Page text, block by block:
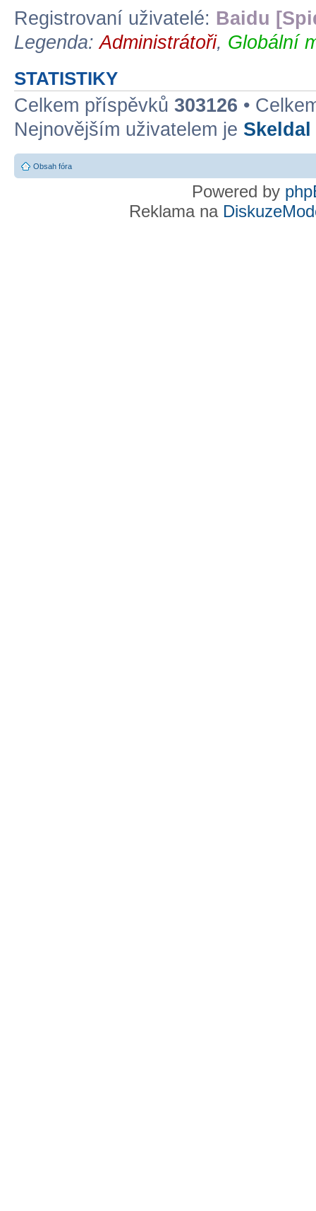
Registrovaní uživatelé: Baidu
Legenda:Administrátoři, Globální
STATISTIKY
Celkem příspěvků 303126 •
Nejnovějším uživatelem je Skeldal
Obsah fóra
Powered by
Reklama na